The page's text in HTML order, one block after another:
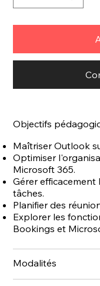
Objectifs
Maîtriser Outlook
Optimiser
Microsoft 365.
Gérer efficacement
tâches.
Planifier des
Explorer les
Bookings et
Modalités